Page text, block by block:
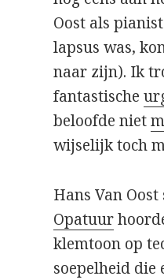
Oost als
lapsus was,
naar zijn). Ik
fantastische
beloofde niet
wijselijk toch
Hans Van
Opatuur
klemtoon op
soepelheid die